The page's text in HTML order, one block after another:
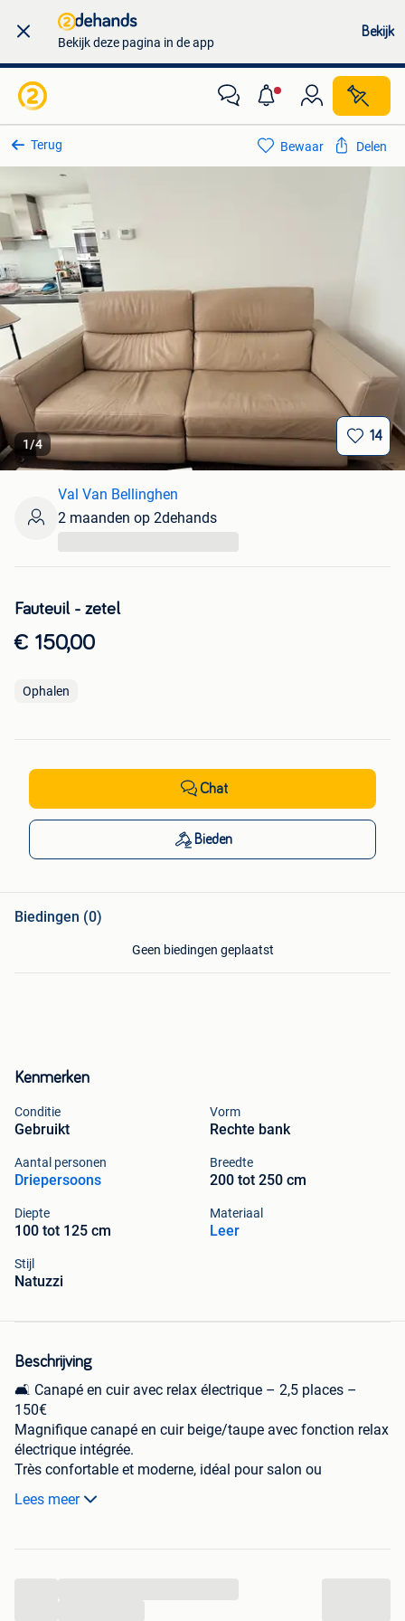
Bekijk deze pagina in de app
Bekijk
Terug
1/4
14
Kenmerken
Conditie
Gebruikt
Vorm
Rechte bank
Aantal personen
Driepersoons
Breedte
200 tot 250 cm
Diepte
100 tot 125 cm
Materiaal
Leer
Stijl
Natuzzi
Beschrijving
🛋️ Canapé en cuir avec relax électrique – 2,5 places –
150€
Magnifique canapé en cuir beige/taupe avec fonction relax
électrique intégrée.
Très confortable et moderne, idéal pour salon ou
appartement.
📏 Dimensions : 229 cm x 108 cm x 65 cm
Lees meer
Bewaar Delen
Fauteuil - zetel
€ 150,00
Ophalen
Val Van Bellinghen
2 maanden op 2dehands
Chat
Bieden
Biedingen (0)
Geen biedingen geplaatst